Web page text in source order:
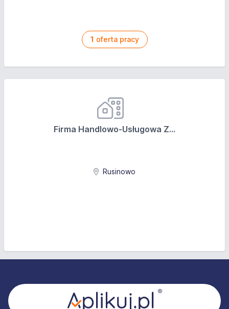
1 oferta pracy
Firma Handlowo-Usługowa Z...
Rusinowo